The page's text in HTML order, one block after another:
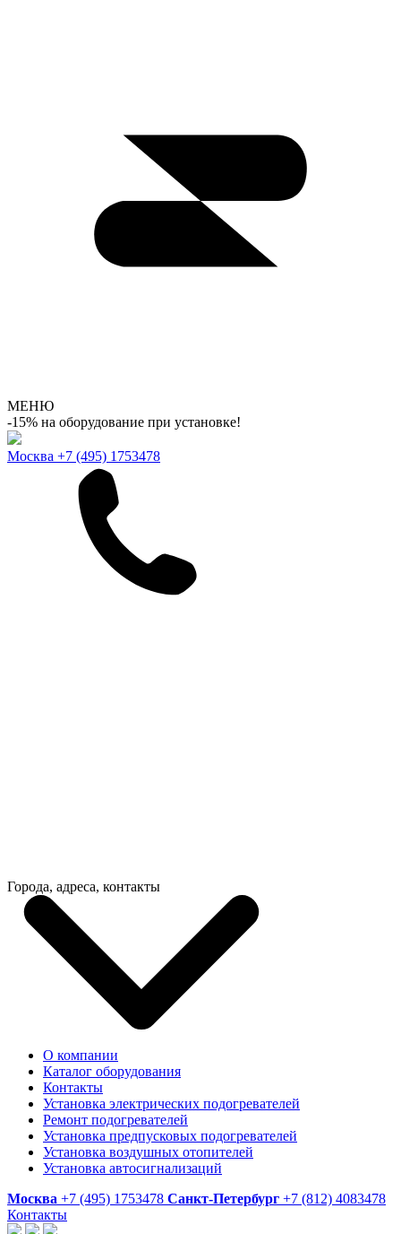
МЕНЮ
-15% на оборудование при установке!
Москва +7 (495) 1753478
Города, адреса, контакты
О компании
Каталог оборудования
Контакты
Установка электрических подогревателей
Ремонт подогревателей
Установка предпусковых подогревателей
Установка воздушных отопителей
Установка автосигнализаций
Москва +7 (495) 1753478 Санкт-Петербург +7 (812) 4083478
Контакты